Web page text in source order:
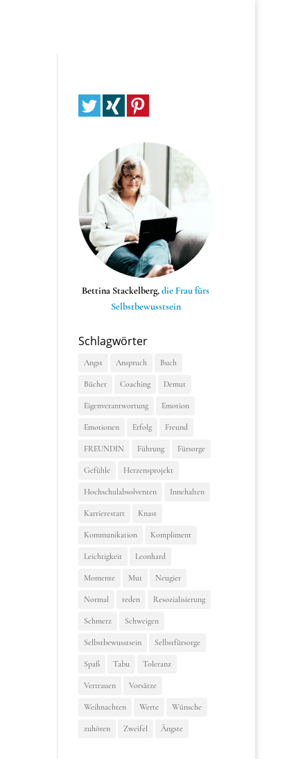
Bettina Stackelberg,die Frau fürs
Selbstbewusstsein
Schlagwörter
Angst Anspruch Buch
Bücher Coaching Demut
Eigenverantwortung Emotion
Emotionen Erfolg Freund
FREUNDIN Führung Fürsorge
Gefühle Herzensprojekt
Hochschulabsolventen Innehalten
Karrierestart Knast
Kommunikation Kompliment
Leichtigkeit Leonhard
Momente Mut Neugier
Normal reden Resozialisierung
Schmerz Schweigen
Selbstbewusstsein Selbstfürsorge
Spaß Tabu Toleranz
Vertrauen Vorsätze
Weihnachten Werte Wünsche
zuhören Zweifel Ängste